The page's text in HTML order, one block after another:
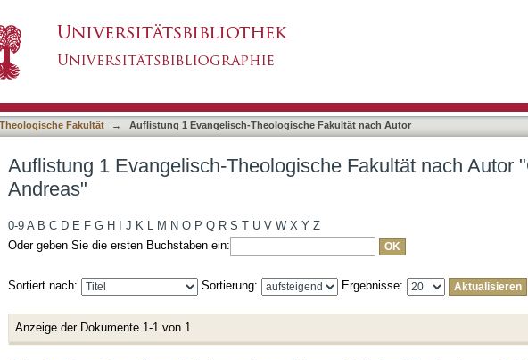
Fakultät → Auflistung 1 Evangelisch-Theologische Fakultät nach Autor
Auflistung 1 Evangelisch-Theologische Fakultät nach Autor
Andreas"
0-9 A B C D E F G H J K L M N O P Q R S T U V W X Y Z
Oder geben Sie die ersten Buchstaben ein:
Sortiert nach: Sortierung: Ergebnisse:
Anzeige der Dokumente 1-1 von 1